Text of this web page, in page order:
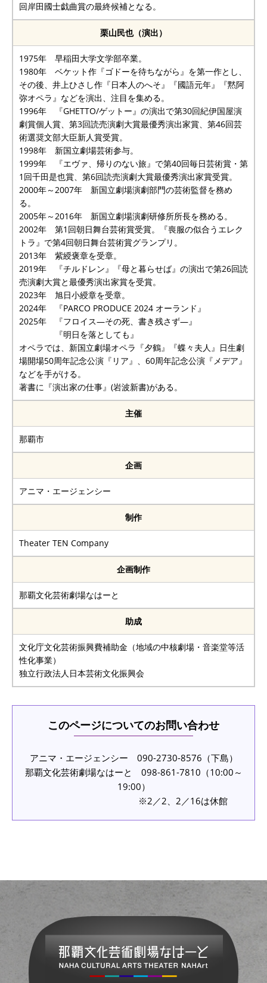
回岸田國士戯曲賞の最終候補となる。
栗山民也（演出）
1975年 早稲田大学文学部卒業。
1980年 ベケット作『ゴドーを待ちながら』を第一作とし、
その後、井上ひさし作『日本人のへそ』『國語元年』『黙阿
弥オペラ』などを演出、注目を集める。
1996年 『GHETTO/ゲットー』の演出で第30回紀伊国屋演
劇賞個人賞、第3回読売演劇大賞最優秀演出家賞、第46回芸
術選奨文部大臣新人賞受賞。
1998年 新国立劇場芸術参与。
1999年 『エヴァ、帰りのない旅』で第40回毎日芸術賞・第
1回千田是也賞、第6回読売演劇大賞最優秀演出家賞受賞。
2000年～2007年 新国立劇場演劇部門の芸術監督を務め
る。
2005年～2016年 新国立劇場演劇研修所所長を務める。
2002年 第1回朝日舞台芸術賞受賞。『喪服の似合うエレク
トラ』で第4回朝日舞台芸術賞グランプリ。
2013年 紫綬褒章を受章。
2019年 『チルドレン』『母と暮らせば』の演出で第26回読
売演劇大賞と最優秀演出家賞を受賞。
2023年 旭日小綬章を受章。
2024年 『PARCO PRODUCE 2024 オーランド』
2025年 『フロイス―その死、書き残さず―』
『明日を落としても』
オペラでは、新国立劇場オペラ『夕鶴』『蝶々夫人』日生劇
場開場50周年記念公演『リア』、60周年記念公演『メデア』
などを手がける。
著書に『演出家の仕事』(岩波新書)がある。
主催
那覇市
企画
アニマ・エージェンシー
制作
Theater TEN Company
企画制作
那覇文化芸術劇場なはーと
助成
文化庁文化芸術振興費補助金（地域の中核劇場・音楽堂等活
性化事業）
独立行政法人日本芸術文化振興会
このページについてのお問い合わせ
アニマ・エージェンシー 090-2730-8576（下島）
那覇文化芸術劇場なはーと 098-861-7810（10:00～
19:00）
※2／2、2／16は休館